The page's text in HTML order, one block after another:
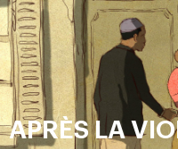
APRÈS LA